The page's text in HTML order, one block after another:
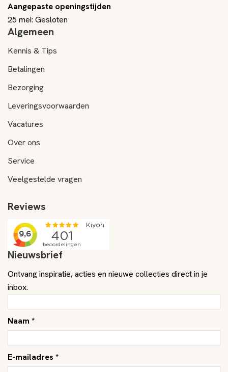
Aangepaste openingstijden
25 mei: Gesloten
Algemeen
Kennis & Tips
Betalingen
Bezorging
Leveringsvoorwaarden
Vacatures
Over ons
Service
Veelgestelde vragen
Reviews
Nieuwsbrief
Ontvang inspiratie, acties en nieuwe collecties direct in je
inbox.
Naam *
E-mailadres *